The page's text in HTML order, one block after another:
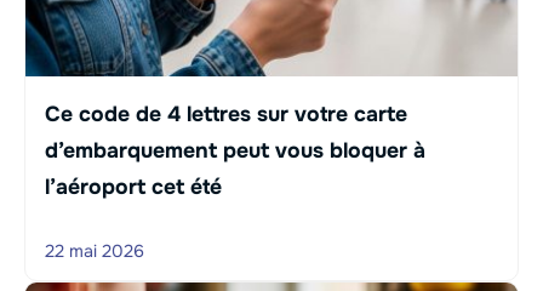
Ce code de 4 lettres sur votre carte
d’embarquement peut vous bloquer à
l’aéroport cet été
22 mai 2026